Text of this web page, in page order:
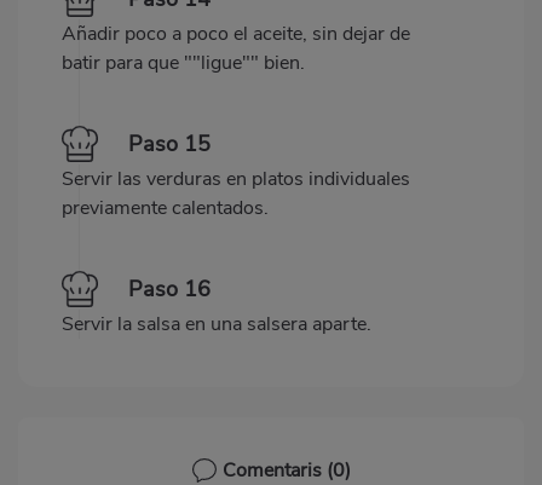
Añadir poco a poco el aceite, sin dejar de
batir para que ""ligue"" bien.
Paso 15
Servir las verduras en platos individuales
previamente calentados.
Paso 16
Servir la salsa en una salsera aparte.
Comentaris (0)